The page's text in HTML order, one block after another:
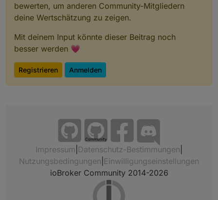
bewerten, um anderen Community-Mitgliedern
deine Wertschätzung zu zeigen.
Mit deinem Input könnte dieser Beitrag noch
besser werden 💗
Registrieren Anmelden
Community
Impressum Datenschutz-Bestimmungen
Nutzungsbedingungen Einwilligungseinstellungen
ioBroker Community 2014-2026